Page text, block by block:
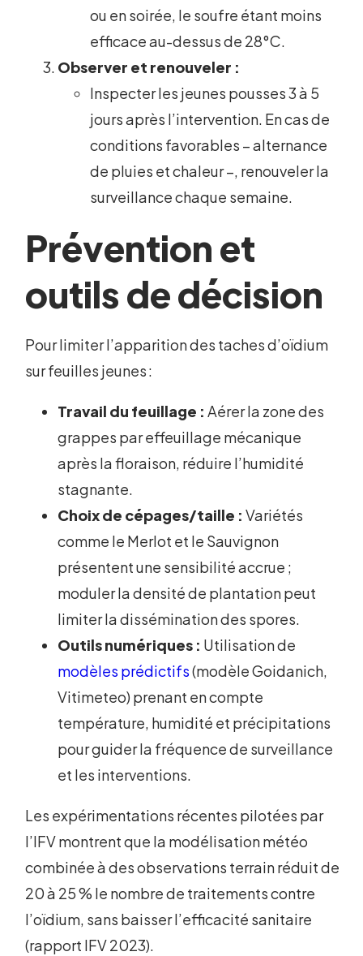
ou en soirée, le soufre étant moins
efficace au-dessus de 28°C.
Observer et renouveler :
Inspecter les jeunes pousses 3 à 5
jours après l’intervention. En cas de
conditions favorables – alternance
de pluies et chaleur –, renouveler la
surveillance chaque semaine.
Prévention et
outils de décision
Pour limiter l’apparition des taches d’oïdium
sur feuilles jeunes :
Travail du feuillage : Aérer la zone des
grappes par effeuillage mécanique
après la floraison, réduire l’humidité
stagnante.
Choix de cépages/taille : Variétés
comme le Merlot et le Sauvignon
présentent une sensibilité accrue ;
moduler la densité de plantation peut
limiter la dissémination des spores.
Outils numériques : Utilisation de
modèles prédictifs(modèle Goidanich,
Vitimeteo) prenant en compte
température, humidité et précipitations
pour guider la fréquence de surveillance
et les interventions.
Les expérimentations récentes pilotées par
l’IFV montrent que la modélisation météo
combinée à des observations terrain réduit de
20 à 25 % le nombre de traitements contre
l’oïdium, sans baisser l’efficacité sanitaire
(rapport IFV 2023).